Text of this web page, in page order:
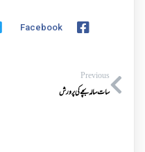
Facebook
Previous
سات سالہ بچے کی پرورش